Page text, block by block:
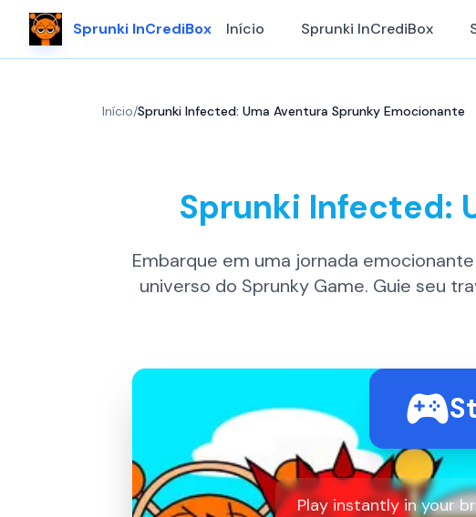
Sprunki InCrediBox Início Sprunki InCrediBox
Início/Sprunki Infected: Uma Aventura Sprunky Emocionante
Sprunki Infected:
Embarque em uma jornada
universo do Sprunky Game. Guie seu
Play instantly in your